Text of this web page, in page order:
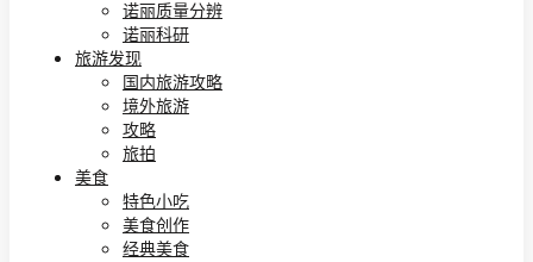
诺丽质量分辨
诺丽科研
旅游发现
国内旅游攻略
境外旅游
攻略
旅拍
美食
特色小吃
美食创作
经典美食